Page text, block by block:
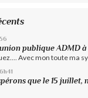
publique ADMD
Avec mon toute ma
que le 15 juillet,